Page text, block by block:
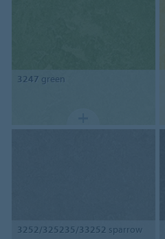
3247 green
3252/325235/33252 sparrow